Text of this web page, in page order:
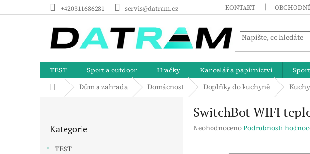
na
+420311686281 servis@datram.cz KONTAKT
TEST Sport a outdoor Hračky Kancelář a papírnictví Sport
Domů Dům a zahrada Domácnost Doplňky do kuchyně
kategorie
Kategorie
TEST
SwitchBot WIFI
Průměrné
NeohodnocenoPodrobnosti